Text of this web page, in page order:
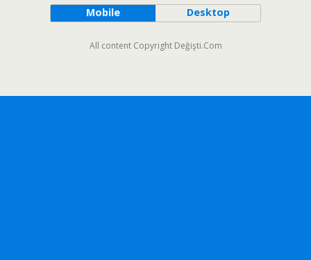
Mobile Desktop
All content Copyright Değişti.Com